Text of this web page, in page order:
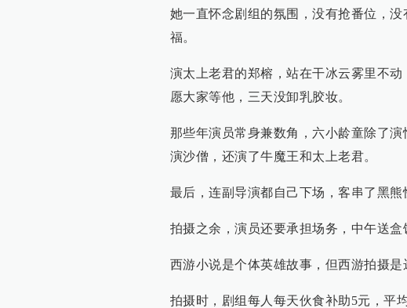
她一直怀念剧组的氛围，没有抢番位，
福。
演太上老君的郑榕，站在干冰云雾里不
愿大家等他，三天没卸乳胶妆。
那些年演员常身兼数角，六小龄童除了
演沙僧，还演了牛魔王和太上老君。
最后，连副导演都自己下场，客串了黑熊
拍摄之余，演员还要承担场务，中午送盒
西游小说是个体英雄故事，但西游拍摄是
拍摄时，剧组每人每天伙食补助5元，平